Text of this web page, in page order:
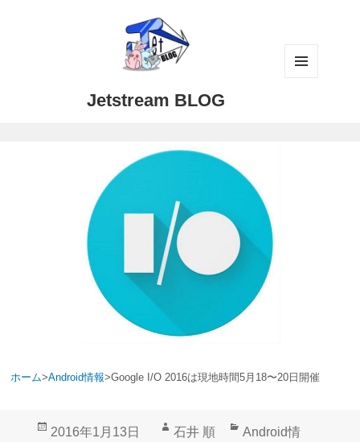
Jetstream BLOG
ホーム>Android情報>Google I/O 2016は現地時間5月18〜20日開催
投
2016年1月13日
作
石井 順
カ
Android情